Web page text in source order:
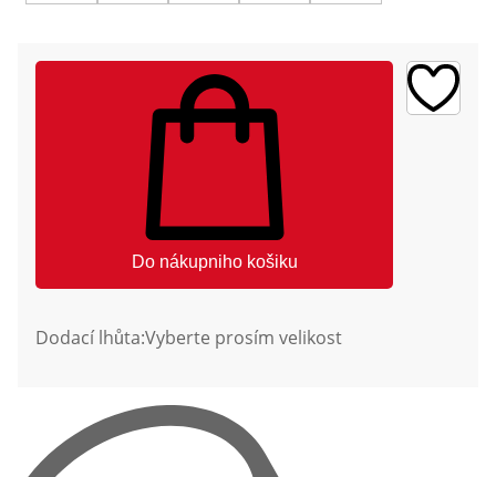
Do nákupniho košiku
Dodací lhůta:Vyberte prosím velikost